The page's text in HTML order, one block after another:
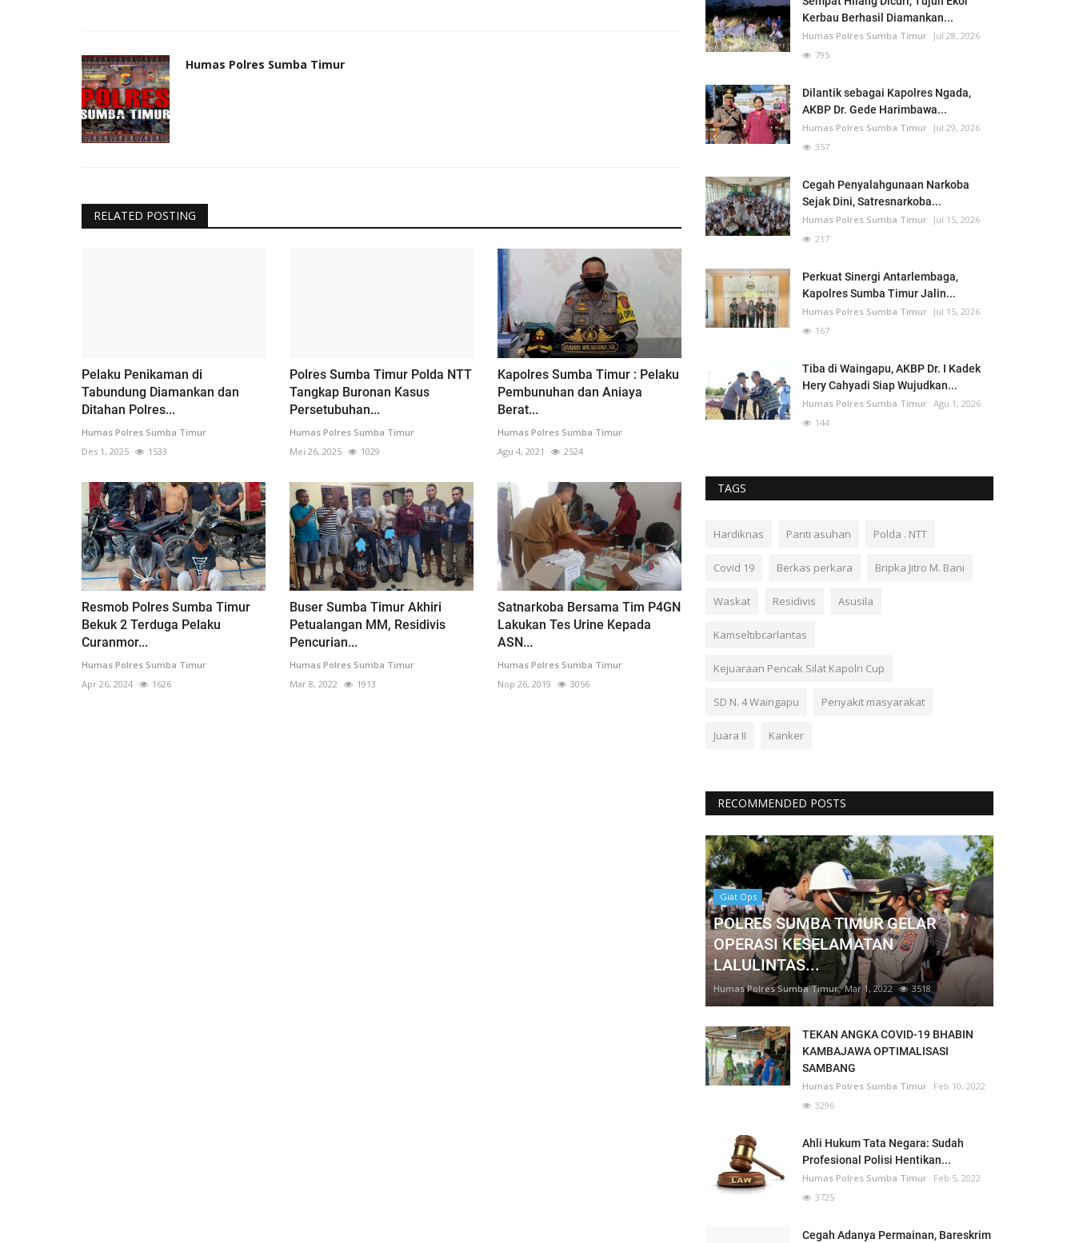
Humas Polres Sumba Timur
RELATED POSTING
Pelaku Penikaman di
Tabundung Diamankan dan
Ditahan Polres...
Humas Polres Sumba Timur
Des 1, 2025
1533
Polres Sumba Timur Polda NTT
Tangkap Buronan Kasus
Persetubuhan...
Humas Polres Sumba Timur
Mei 26, 2025
1029
Kapolres Sumba Timur : Pelaku
Pembunuhan dan Aniaya
Berat...
Humas Polres Sumba Timur
Agu 4, 2021
2524
Resmob Polres Sumba Timur
Bekuk 2 Terduga Pelaku
Curanmor...
Humas Polres Sumba Timur
Apr 26, 2024
1626
Buser Sumba Timur Akhiri
Petualangan MM, Residivis
Pencurian...
Humas Polres Sumba Timur
Mar 8, 2022
1913
Satnarkoba Bersama Tim P4GN
Lakukan Tes Urine Kepada
ASN...
Humas Polres Sumba Timur
Nop 26, 2019
3056
Kerbau Berhasil Diamankan...
Humas Polres Sumba Timur Jul 28, 2026
795
Dilantik sebagai Kapolres Ngada,
AKBP Dr. Gede Harimbawa...
Humas Polres Sumba Timur Jul 29, 2026
357
Cegah Penyalahgunaan Narkoba
Sejak Dini, Satresnarkoba...
Humas Polres Sumba Timur Jul 15, 2026
217
Perkuat Sinergi Antarlembaga,
Kapolres Sumba Timur Jalin...
Humas Polres Sumba Timur Jul 15, 2026
167
Tiba di Waingapu, AKBP Dr. I Kadek
Hery Cahyadi Siap Wujudkan...
Humas Polres Sumba Timur Agu 1, 2026
144
TAGS
Hardiknas Panti asuhan Polda . NTT
Covid 19 Berkas perkara Bripka Jitro M. Bani
Waskat Residivis Asusila
Kamseltibcarlantas
Kejuaraan Pencak Silat Kapolri Cup
SD N. 4 Waingapu Penyakit masyarakat
Juara II Kanker
RECOMMENDED POSTS
Giat Ops
POLRES SUMBA TIMUR GELAR
OPERASI KESELAMATAN
LALULINTAS...
Humas Polres Sumba Timur Mar 1, 2022 3518
TEKAN ANGKA COVID-19 BHABIN
KAMBAJAWA OPTIMALISASI
SAMBANG
Humas Polres Sumba Timur Feb 10, 2022
3296
Ahli Hukum Tata Negara: Sudah
Profesional Polisi Hentikan...
Humas Polres Sumba Timur Feb 5, 2022
3725
Cegah Adanya Permainan, Bareskrim